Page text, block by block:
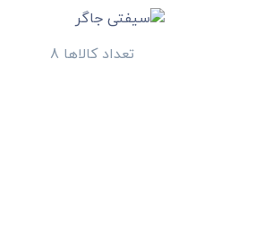
تعداد کالاها 8